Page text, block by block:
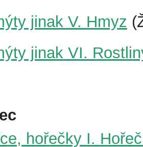
jinak V. Hmyz
jinak VI.
hořečky I.